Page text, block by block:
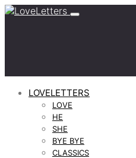
LOVELETTERS
LOVE
HE
SHE
BYE BYE
CLASSICS